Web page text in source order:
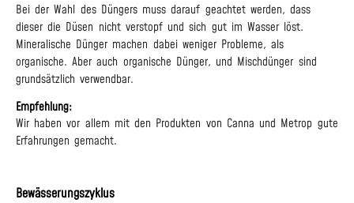
Bei der Wahl des Düngers muss darauf geachtet werden, dass
dieser die Düsen nicht verstopf und sich gut im Wasser löst.
Mineralische Dünger machen dabei weniger Probleme, als
organische. Aber auch organische Dünger, und Mischdünger sind
grundsätzlich verwendbar.
Empfehlung:
Wir haben vor allem mit den Produkten von Canna und Metrop gute
Erfahrungen gemacht.
Bewässerungszyklus